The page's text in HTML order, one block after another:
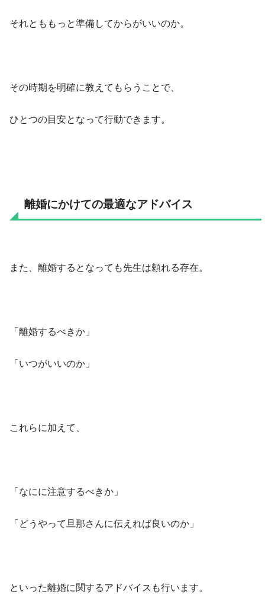
それとももっと準備してからがいいのか。
その時期を明確に教えてもらうことで、
ひとつの目安となって行動できます。
離婚にかけての最適なアドバイス
また、離婚するとなっても先生は頼れる存在。
「離婚するべきか」
「いつがいいのか」
これらに加えて、
「なにに注意するべきか」
「どうやって旦那さんに伝えれば良いのか」
といった離婚に関するアドバイスも行います。